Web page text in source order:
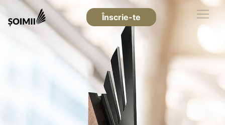
Înscrie-te